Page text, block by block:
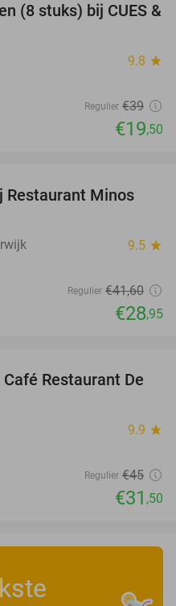
50%
(8 stuks) bij CUES &
9.8 star
Regulier €39
€19,50
30%
Restaurant Minos
9.5 star
Regulier €41,60
€28,95
30%
Restaurant De
9.9 star
Regulier €45
€31 ,50